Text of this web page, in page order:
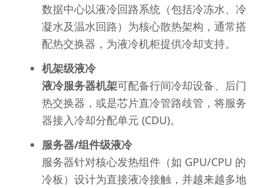
数据中心以液冷回路系统（包括冷冻水、冷
凝水及温水回路）为核心散热架构，通常搭
配热交换器，为液冷机柜提供冷却支持。
机架级液冷
液冷服务器机架可配备行间冷却设备、后门
热交换器，或是芯片直冷管路歧管，将服务
器接入冷却分配单元 (CDU)。
服务器/组件级液冷
服务器针对核心发热组件（如 GPU/CPU 的
冷板）设计为直接液冷接触，并越来越多地